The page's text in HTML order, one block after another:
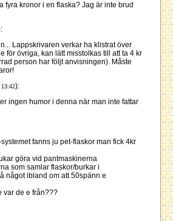
fyra kronor i en flaska? Jag är inte brud
Lappskrivaren verkar ha klistrat över
för övriga, kan lätt misstolkas till att ta 4 kr
person har följt anvisningen). Måste
13:42):
ingen humor i denna när man inte fattar
fanns ju pet-flaskor man fick 4kr
göra vid pantmaskinerna
som samlar flaskor/burkar i
något ibland om att 50spänn e
var de e från???